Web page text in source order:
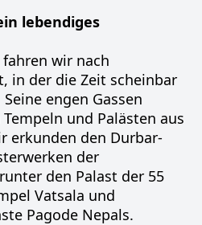
lebendiges
wir nach
in der die Zeit scheinbar
engen Gassen
und Palästen aus
erkunden den Durbar-
der
den Palast der 55
Vatsala und
Pagode Nepals.